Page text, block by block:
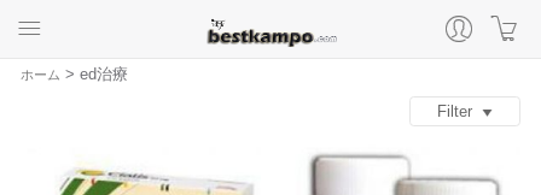
ホーム > ed治療
Filter